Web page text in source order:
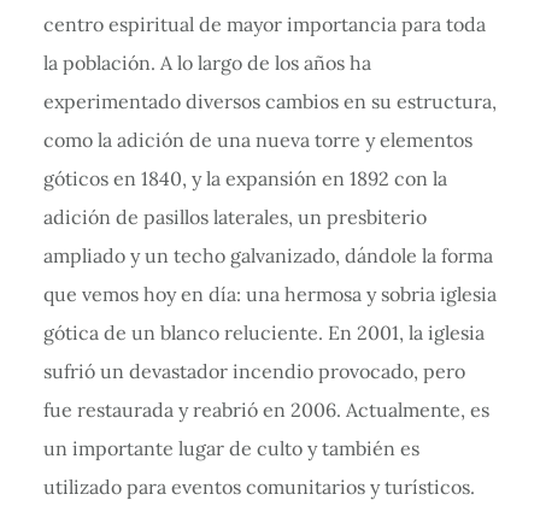
centro espiritual de mayor importancia para toda
la población. A lo largo de los años ha
experimentado diversos cambios en su estructura,
como la adición de una nueva torre y elementos
góticos en 1840, y la expansión en 1892 con la
adición de pasillos laterales, un presbiterio
ampliado y un techo galvanizado, dándole la forma
que vemos hoy en día: una hermosa y sobria iglesia
gótica de un blanco reluciente. En 2001, la iglesia
sufrió un devastador incendio provocado, pero
fue restaurada y reabrió en 2006. Actualmente, es
un importante lugar de culto y también es
utilizado para eventos comunitarios y turísticos.